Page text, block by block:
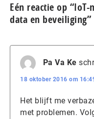
Eén reactie op
data en beveiliging”
Pa Va Ke
18 oktober 2016 om
Het blijft me
met problemen.